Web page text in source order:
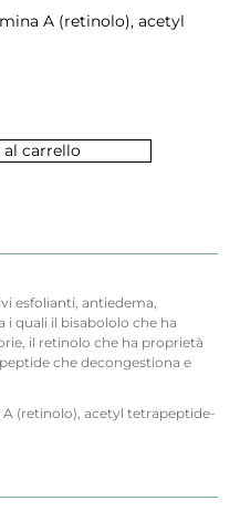
A (retinolo), acetyl
carrello
esfolianti, antiedema,
quali il bisabololo che ha
il retinolo che ha proprietà
che decongestiona e
(retinolo), acetyl tetrapeptide-